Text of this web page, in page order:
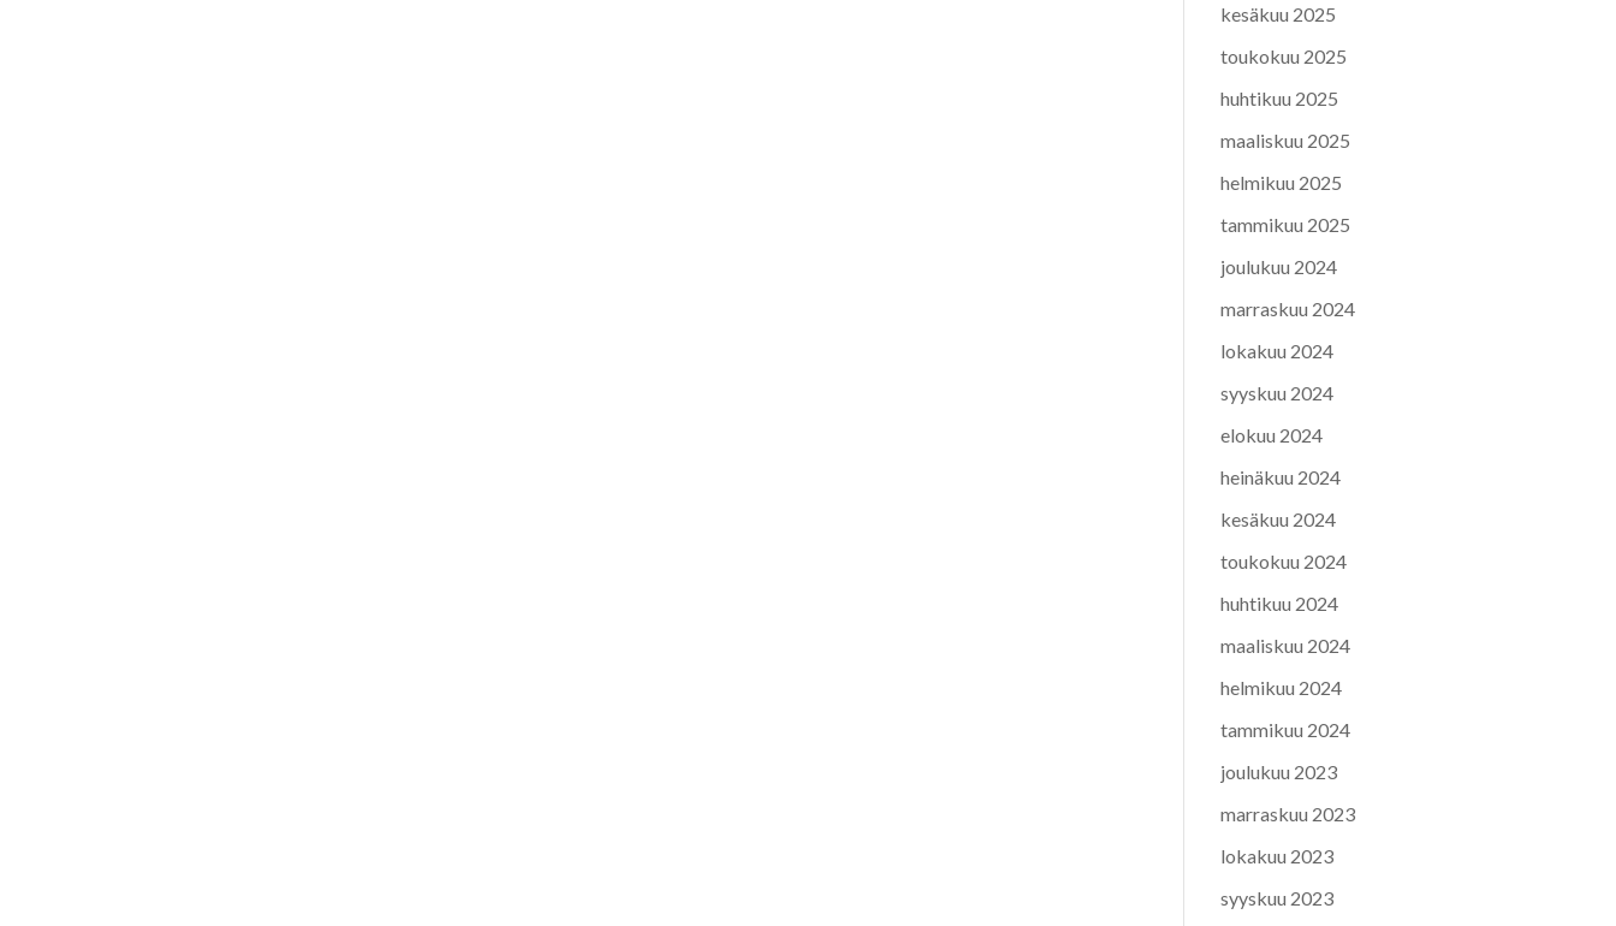
kesäkuu 2025
toukokuu 2025
huhtikuu 2025
maaliskuu 2025
helmikuu 2025
tammikuu 2025
joulukuu 2024
marraskuu 2024
lokakuu 2024
syyskuu 2024
elokuu 2024
heinäkuu 2024
kesäkuu 2024
toukokuu 2024
huhtikuu 2024
maaliskuu 2024
helmikuu 2024
tammikuu 2024
joulukuu 2023
marraskuu 2023
lokakuu 2023
syyskuu 2023